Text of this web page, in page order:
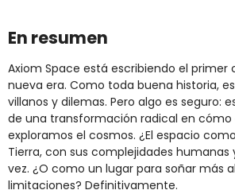
En resumen
Axiom Space está escribiendo el primer
nueva era. Como toda buena historia,
villanos y dilemas. Pero algo es seguro:
de una transformación radical en
exploramos el cosmos. ¿El espacio
Tierra, con sus complejidades humanas
vez. ¿O como un lugar para soñar más
limitaciones? Definitivamente.